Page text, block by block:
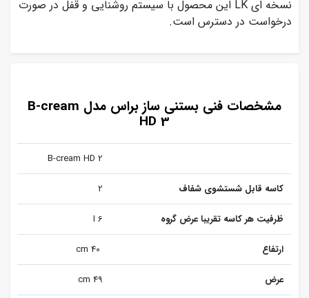
نسخه ای LK این محصول با سیستم روشنایی و قفل در صورت
درخواست در دسترس است.
مشخصات فنی بستنی ساز براس مدل B-cream
HD 3
B-cream HD 2
کاسه قابل شستشوی شفاف 2
ظرفیت هر کاسه تقریبا عرض گروه 6 I
ارتفاع
عرض 49 cm